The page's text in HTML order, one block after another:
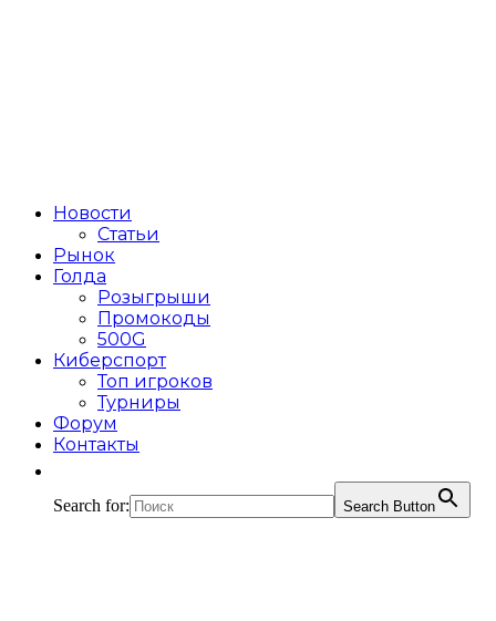
Новости
Статьи
Рынок
Голда
Розыгрыши
Промокоды
500G
Киберспорт
Топ игроков
Турниры
Форум
Контакты
Search for: Search Button